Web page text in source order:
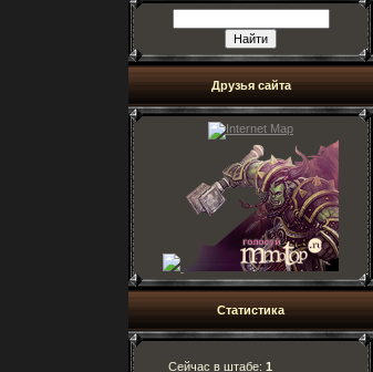
Друзья сайта
Статистика
Сейчас в штабе: 1